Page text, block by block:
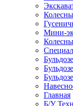
Мини-
Главная
Б/У